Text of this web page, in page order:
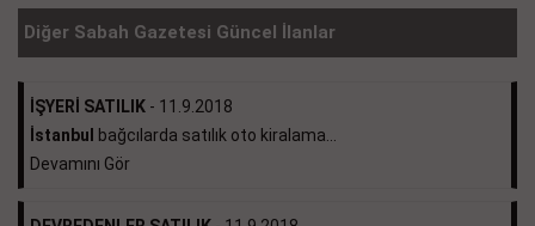
Diğer Sabah Gazetesi Güncel İlanlar
İŞYERİ SATILIK - 11.9.2018
İstanbul
bağcılarda satılık oto kiralama...
Devamını Gör